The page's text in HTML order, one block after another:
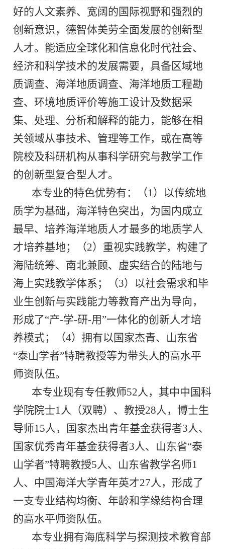
好的人文素养、宽阔的国际视野和强烈的
创新意识，德智体美劳全面发展的创新型
人才。能适应全球化和信息化时代社会、
经济和科学技术的发展需要，具备区域地
质调查、海洋地质调查、海洋地质工程勘
查、环境地质评价等施工设计及数据采
集、处理、分析和解释的能力，能够在相
关领域从事技术、管理等工作，或在高等
院校及科研机构从事科学研究与教学工作
的创新型复合型人才。
本专业的特色优势有：（1 ）以传统地
质学为基础，海洋特色突出，为国内成立
最早、培养海洋地质人才最多的地质学人
才培养基地；（2）重视实践教学，构建了
海陆统筹、南北兼顾、虚实结合的陆地与
海上实践教学体系；（3）以社会需求和毕
业生创新与实践能力等教育产出为导向，
形成了“产-学-研-用 ”一体化的创新人才培
养模式；（4）拥有以国家杰青、山东省
“泰山学者”特聘教授等为带头人的高水平
师资队伍。
本专业现有专任教师52 人，其中中国科
学院院士1 人（双聘）、教授28 人，博士生
导师15 人，国家杰出青年基金获得者3 人、
国家优秀青年基金获得者3 人、山东省“泰
山学者”特聘教授5 人、山东省教学名师1
人、中国海洋大学青年英才27 人，形成了
一支专业结构均衡、年龄和学缘结构合理
的高水平师资队伍。
本专业拥有海底科学与探测技术教育部